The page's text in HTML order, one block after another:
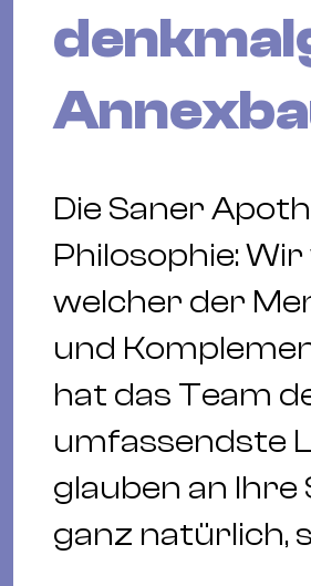
Die Saner
Philosophie:
welcher der
und
hat das Team
umfassendste
glauben an
ganz natürlich,